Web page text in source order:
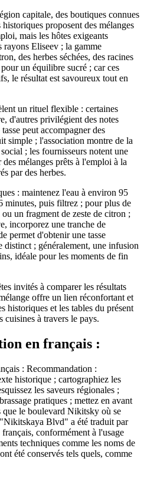
capitale, des boutiques connues
proposent des mélanges
mais les hôtes exigeants
rayons Eliseev ; la gamme
des herbes séchées, des racines
un équilibre sucré ; car ces
le résultat est savoureux tout en
un rituel flexible : certaines
d'autres privilégient des notes
peut accompagner des
simple ; l'association montre de la
; les fournisseurs notent une
mélanges prêts à l'emploi à la
par des herbes.
: maintenez l'eau à environ 95
minutes, puis filtrez ; pour plus de
un fragment de zeste de citron ;
incorporez une tranche de
permet d'obtenir une tasse
distinct ; généralement, une infusion
idéale pour les moments de fin
invités à comparer les résultats
offre un lien réconfortant et
historiques et les tables du présent
cuisines à travers le pays.
en français :
: Recommandation :
historique ; cartographiez les
les saveurs régionales ;
pratiques ; mettez en avant
que le boulevard Nikitsky où se
Blvd" a été traduit par
conformément à l'usage
techniques comme les noms de
été conservés tels quels, comme